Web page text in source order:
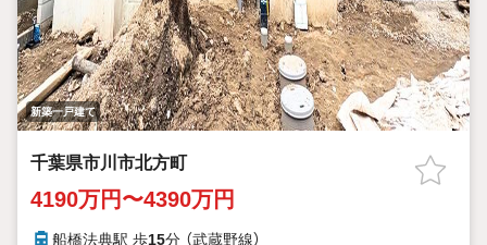
新築一戸建て
千葉県市川市北方町
4190万円〜4390万円
船橋法典駅 歩15分 （武蔵野線）